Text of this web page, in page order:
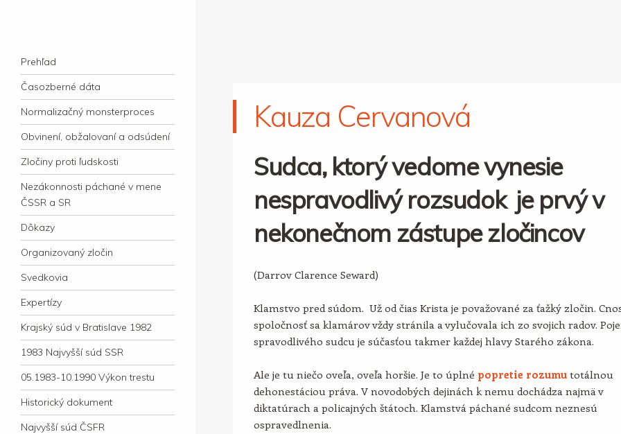
súdny proces v dejnách slovenskej justície
Navigation
Skip to content
Prehľad
Časozberné dáta
Normalizačný monsterproces
Obvinení, obžalovaní a odsúdení
Zločiny proti ľudskosti
Nezákonnosti páchané v mene
ČSSR a SR
Dôkazy
Organizovaný zločin
Svedkovia
Expertízy
Krajský súd v Bratislave 1982
1983 Najvyšší súd SSR
05.1983-10.1990 Výkon trestu
Historický dokument
Najvyšší súd ČSFR
Kauza Cervanová
Sudca, ktorý vedome vynesie
nespravodlivý rozsudok je prvý v
nekonečnom zástupe zločincov
(Darrov Clarence Seward)
Klamstvo pred súdom. Už od čias Krista je považované za ťažký zločin.
spoločnosť sa klamárov vždy stránila a vylučovala ich zo svojich radov.
spravodlivého sudcu je súčasťou takmer každej hlavy Starého zákona.
Ale je tu niečo oveľa, oveľa horšie. Je to úplné popretie rozumu totálnou
dehonestáciou práva. V novodobých dejinách k nemu dochádza najmä v
diktatúrach a policajných štátoch. Klamstvá páchané sudcom neznesú
ospravedlnenia.